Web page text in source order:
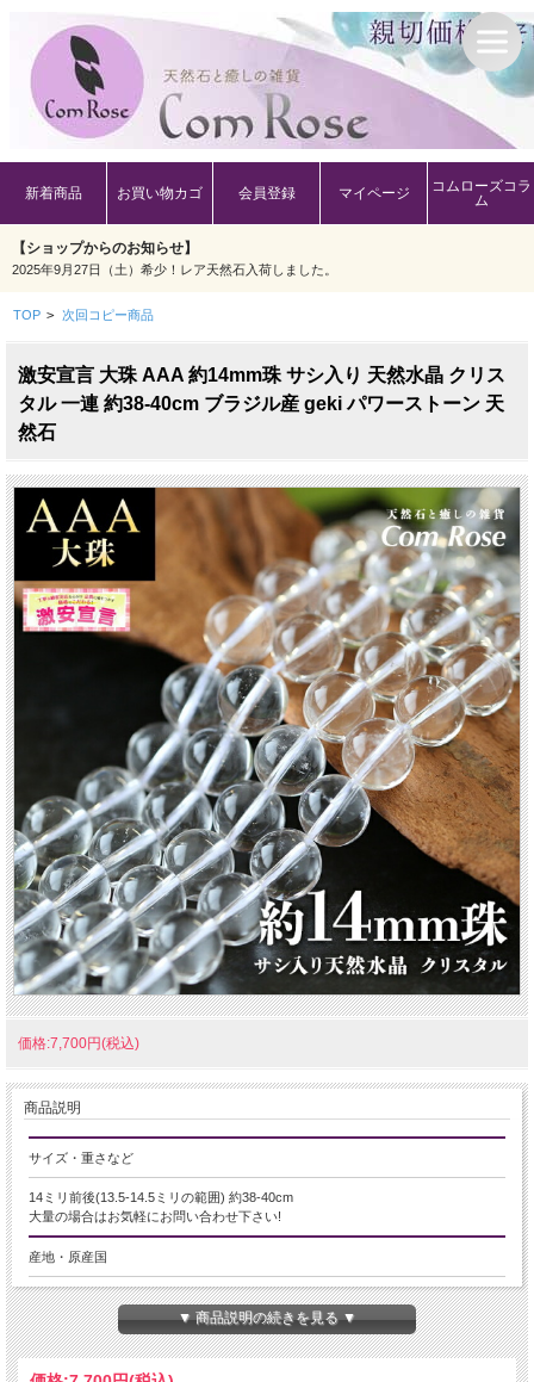
新着商品 お買い物カゴ 会員登録 マイページ
コムローズコラ
ム
【ショップからのお知らせ】
2025年9月27日（土）希少！レア天然石入荷しました。
TOP > 次回コピー商品
激安宣言 大珠 AAA 約14mm珠 サシ入り 天然水晶 クリス
タル 一連 約38-40cm ブラジル産 geki パワーストーン 天
然石
価格:7,700円(税込)
商品説明
サイズ・重さなど
14ミリ前後(13.5-14.5ミリの範囲) 約38-40cm
大量の場合はお気軽にお問い合わせ下さい!
産地・原産国
ブラジル産
グレードなど
AAA
▼ 商品説明の続きを見る ▼